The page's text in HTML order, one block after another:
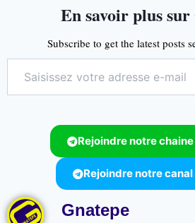
En savoir plus sur
Subscribe to get the latest posts
Rejoindre notre
Rejoindre notre
Gnatepe